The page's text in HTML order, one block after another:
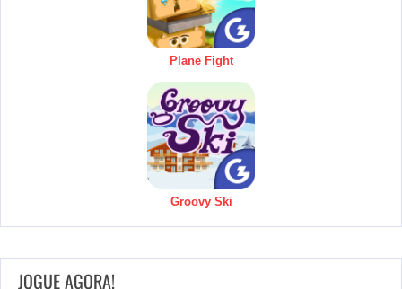
Plane Fight
Groovy Ski
JOGUE AGORA!